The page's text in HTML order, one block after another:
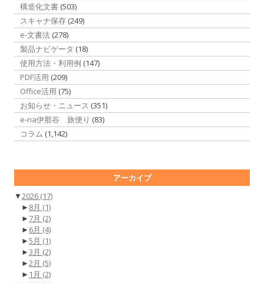
構造化文書 (503)
スキャナ保存 (249)
e-文書法 (278)
製品ナビゲータ (18)
使用方法・利用例 (147)
PDF活用 (209)
Office活用 (75)
お知らせ・ニュース (351)
e-na伊那谷 旅便り (83)
コラム (1,142)
アーカイブ
▼2026 (17)
► 8月 (1)
► 7月 (2)
► 6月 (4)
►5月 (1)
►3月 (2)
►2月 (5)
► 1月 (2)